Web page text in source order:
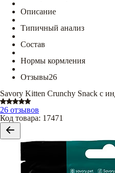
Описание
Типичный анализ
Состав
Нормы кормления
Отзывы26
Savory Kitten Crunchy Snack с
26 отзывов
Код товара: 17471